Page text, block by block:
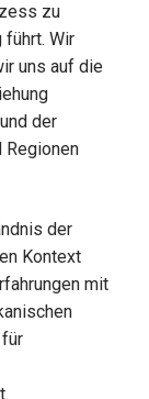
zu
führt. Wir
uns auf die
der
Regionen
der
Kontext
mit